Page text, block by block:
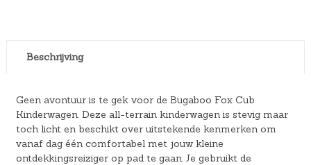
Beschrijving
Geen avontuur is te gek voor de Bugaboo Fox Cub
Kinderwagen. Deze all-terrain kinderwagen is stevig maar
toch licht en beschikt over uitstekende kenmerken om
vanaf dag één comfortabel met jouw kleine
ontdekkingsreiziger op pad te gaan. Je gebruikt de